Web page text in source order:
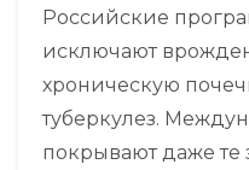
Российские
исключают
хроническую
туберкулез.
покрывают даже те